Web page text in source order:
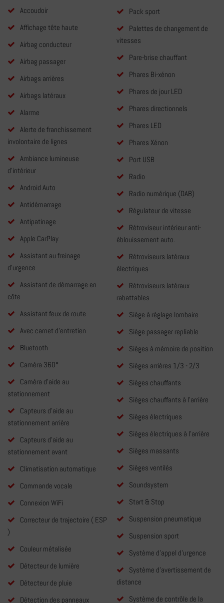
Accoudoir
Affichage tête haute
Airbag conducteur
Airbag passager
Airbags arrières
Airbags latéraux
Alarme
Alerte de franchissement
involontaire de lignes
Ambiance lumineuse
d'intérieur
Android Auto
Antidémarrage
Antipatinage
Apple CarPlay
Assistant au freinage
d'urgence
Assistant de démarrage en
côte
Assistant feux de route
Avec carnet d'entretien
Bluetooth
Caméra 360°
Caméra d'aide au
stationnement
Capteurs d'aide au
stationnement arrière
Capteurs d'aide au
stationnement avant
Climatisation automatique
Commande vocale
Connexion WiFi
Correcteur de trajectoire ( ESP
)
Couleur métalisée
Détecteur de lumière
Détecteur de pluie
Détection des panneaux
Pack sport
Palettes de changement de
vitesses
Pare-brise chauffant
Phares Bi-xénon
Phares de jour LED
Phares directionnels
Phares LED
Phares Xénon
Port USB
Radio
Radio numérique (DAB)
Régulateur de vitesse
Rétroviseur intérieur anti-
éblouissement auto.
Rétroviseurs latéraux
électriques
Rétroviseurs latéraux
rabattables
Siège à réglage lombaire
Siège passager repliable
Sièges à mémoire de position
Sièges arrières 1/3 - 2/3
Sièges chauffants
Sièges chauffants à l'arrière
Sièges électriques
Sièges électriques à l'arrière
Sièges massants
Sièges ventilés
Soundsystem
Start & Stop
Suspension pneumatique
Suspension sport
Système d'appel d'urgence
Système d'avertissement de
distance
Système de contrôle de la